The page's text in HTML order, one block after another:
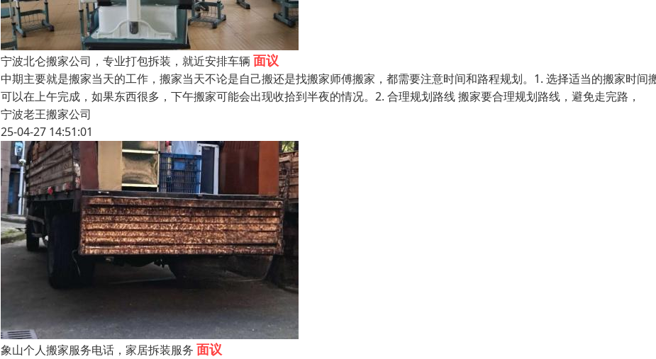
宁波北仑搬家公司，专业打包拆装，就近安排车辆 面议
中期主要就是搬家当天的工作，搬家当天不论是自己搬还是找搬家师傅搬家，都需要注意时间和路程规划。1. 选择适当的搬家时间
可以在上午完成，如果东西很多，下午搬家可能会出现收拾到半夜的情况。2. 合理规划路线 搬家要合理规划路线，避免走完路，
宁波老王搬家公司
25-04-27 14:51:01
象山个人搬家服务电话，家居拆装服务 面议